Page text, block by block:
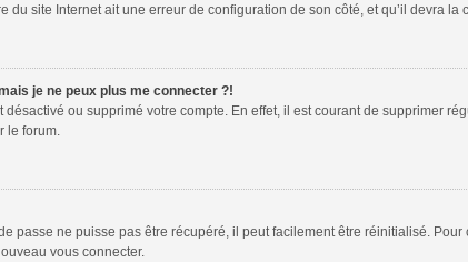
du site Internet ait une erreur de configuration de son côté, et qu’il devra la
je ne peux plus me connecter ?!
désactivé ou supprimé votre compte. En effet, il est courant de supprimer
le forum.
passe ne puisse pas être récupéré, il peut facilement être réinitialisé.
vous connecter.